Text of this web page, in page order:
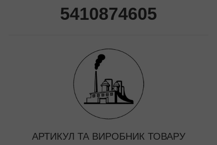
5410874605
АРТИКУЛ ТА ВИРОБНИК ТОВАРУ